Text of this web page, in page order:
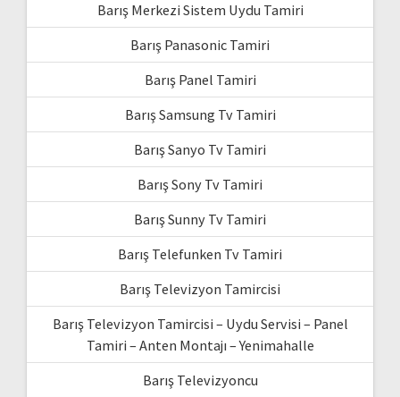
Barış Merkezi Sistem Uydu Tamiri
Barış Panasonic Tamiri
Barış Panel Tamiri
Barış Samsung Tv Tamiri
Barış Sanyo Tv Tamiri
Barış Sony Tv Tamiri
Barış Sunny Tv Tamiri
Barış Telefunken Tv Tamiri
Barış Televizyon Tamircisi
Barış Televizyon Tamircisi – Uydu Servisi – Panel
Tamiri – Anten Montajı – Yenimahalle
Barış Televizyoncu